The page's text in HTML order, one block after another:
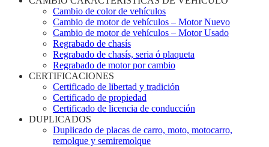
Cambio de color de vehículos
Cambio de motor de vehículos – Motor Nuevo
Cambio de motor de vehículos – Motor Usado
Regrabado de chasís
Regrabado de chasís, seria ó plaqueta
Regrabado de motor por cambio
CERTIFICACIONES
Certificado de libertad y tradición
Certificado de propiedad
Certificado de licencia de conducción
DUPLICADOS
Duplicado de placas de carro, moto, motocarro,
remolque y semiremolque